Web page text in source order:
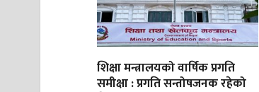
शिक्षा मन्त्रालयको वार्षिक प्रगति
समीक्षा : प्रगति सन्तोषजनक रहेको